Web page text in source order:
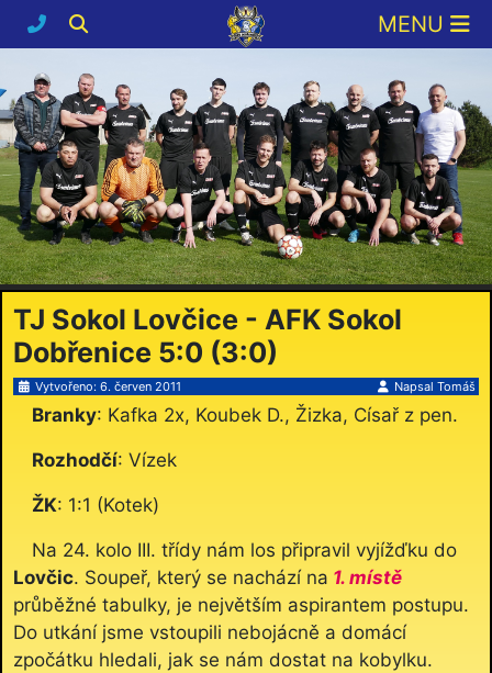
TJ Sokol Lovčice - AFK Sokol
Dobřenice 5:0 (3:0)
Napsal Tomáš
Vytvořeno: 6. červen 2011
Branky: Kafka 2x, Koubek D., Žizka, Císař z pen.
Rozhodčí: Vízek
ŽK: 1:1 (Kotek)
Na 24. kolo III. třídy nám los připravil vyjížďku do
Lovčic. Soupeř, který se nachází na 1. místě
průběžné tabulky, je největším aspirantem postupu.
Do utkání jsme vstoupili nebojácně a domácí
zpočátku hledali, jak se nám dostat na kobylku.